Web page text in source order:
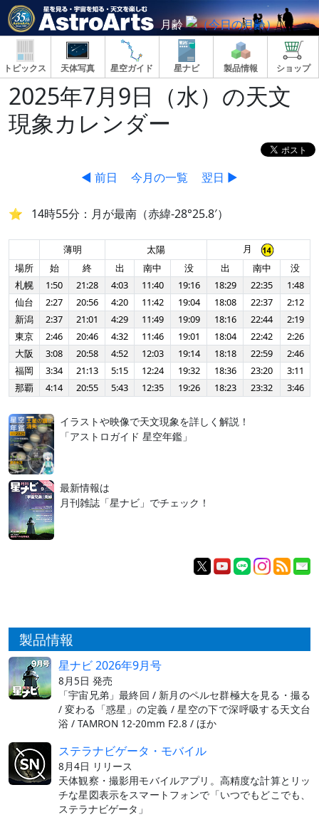
月齢
トピックス 天体写真 星空ガイド 星ナビ 製品情報 ショップ
2025年7月9日（水）の天文
現象カレンダー
◀ 前日 今月の一覧 翌日 ▶
14時55分：月が最南（赤緯-28°25.8′）
薄明 太陽
月
場所
始 終 出 南中 没 出 南中
没
札幌
1:50 21:28 4:03 11:40 19:16 18:29 22:35
1:48
仙台
2:27 20:56 4:20 11:42 19:04 18:08 22:37
2:12
新潟
2:37 21:01 4:29 11:49 19:09 18:16 22:44
2:19
東京
2:46 20:46 4:32 11:46 19:01 18:04 22:42
2:26
大阪
3:08 20:58 4:52 12:03 19:14 18:18 22:59
2:46
福岡
3:34 21:13 5:15 12:24 19:32 18:36 23:20
3:11
那覇
4:14 20:55 5:43 12:35 19:26 18:23 23:32 3:46
イラストや映像で天文現象を詳しく解説！
「アストロガイド 星空年鑑」
最新情報は
月刊雑誌「星ナビ」でチェック！
製品情報
星ナビ 2026年9月号
8月5日 発売
「宇宙兄弟」最終回 / 新月のペルセ群極大を見る・撮る
/ 変わる「惑星」の定義 / 星空の下で深呼吸する天文台
浴 / TAMRON 12-20mm F2.8 / ほか
ステラナビゲータ・モバイル
8月4日 リリース
天体観察・撮影用モバイルアプリ。高精度な計算とリッ
チな星図表示をスマートフォンで「いつでもどこでも、
ステラナビゲータ」